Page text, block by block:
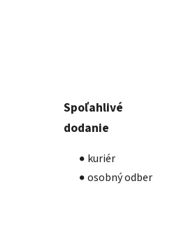
Spoľahlivé
dodanie
kuriér
osobný odber